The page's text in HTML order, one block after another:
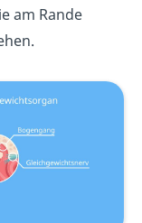
am Rande